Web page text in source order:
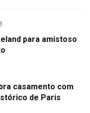
para amistoso
casamento com
de Paris